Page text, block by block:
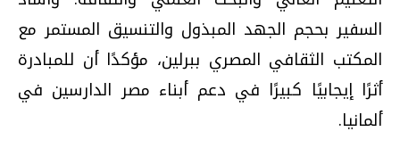
السفير بحجم الجهد المبذول والتنسيق المستمر مع
المكتب الثقافي المصري ببرلين، مؤكدًا أن للمبادرة
أثرًا إيجابيًا كبيرًا في دعم أبناء مصر الدارسين في
ألمانيا.